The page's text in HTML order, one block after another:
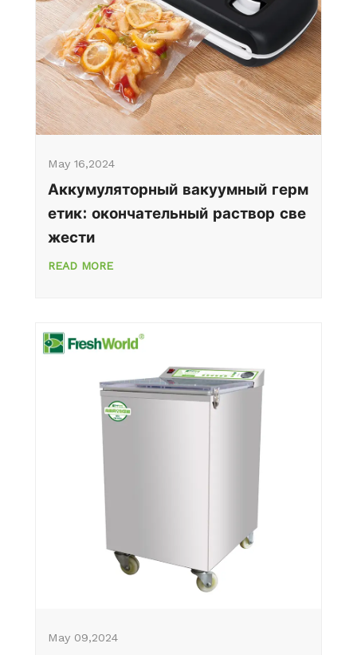
May 16,2024
Аккумуляторный вакуумный герм
етик: окончательный раствор све
жести
READ MORE
May 09,2024